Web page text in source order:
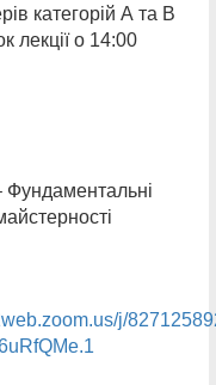
категорій А та В
лекції о 14:00
Фундаментальні
j/